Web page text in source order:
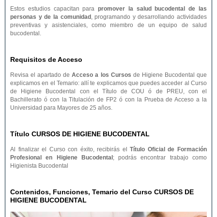
Estos estudios capacitan parapromover la salud bucodental de las
personas y de la comunidad , programando y desarrollando actividades
preventivas y asistenciales, como miembro de un equipo de salud
bucodental.
Requisitos de Acceso
Revisa el apartado deAcceso a los Cursos de Higiene Bucodental que
explicamos en el Temario: allí te explicamos que puedes acceder al Curso
de Higiene Bucodental con el Título de COU ó de PREU, con el
Bachillerato ó con la Titulación de FP2 ó con la Prueba de Acceso a la
Universidad para Mayores de 25 años.
Título CURSOS DE HIGIENE BUCODENTAL
Al finalizar el Curso con éxito, recibirás elTítulo Oficial de Formación
Profesional en Higiene Bucodental ; podrás encontrar trabajo como
Higienista Bucodental
Contenidos, Funciones, Temario del Curso CURSOS DE
HIGIENE BUCODENTAL